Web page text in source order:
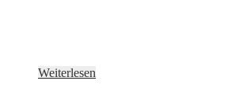
Weiterlesen